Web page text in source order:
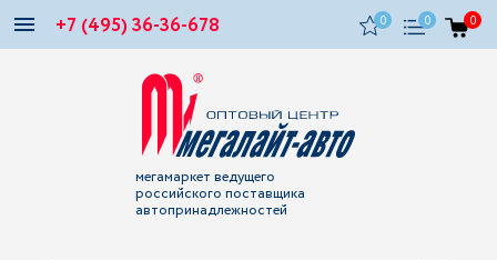
+7 (495) 36-36-678 0 0 0
мегамаркет ведущего
российского поставщика
автопринадлежностей